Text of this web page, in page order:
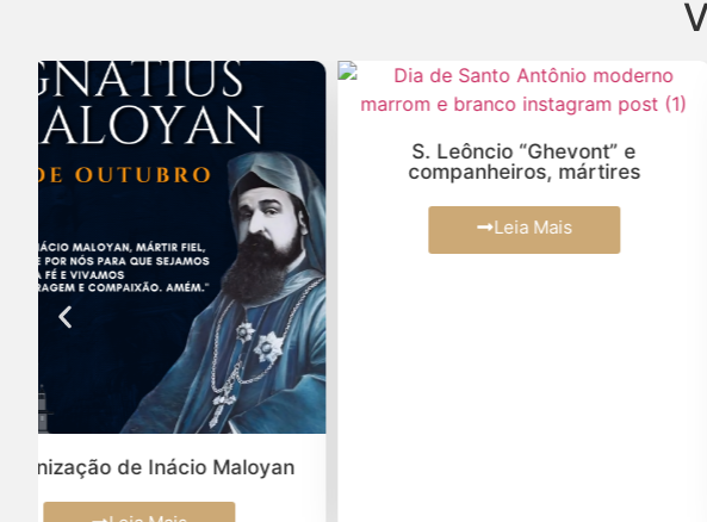
S. Leôncio “Ghevont” e
companheiros, mártires
Leia Mais
Despedida de D. Paulo
Hakimian